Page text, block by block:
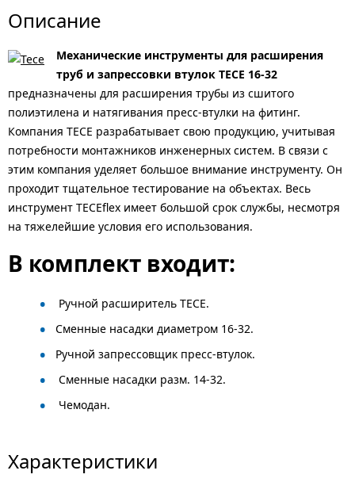
Описание
Механические инструменты для расширения
труб и запрессовки втулок TECE 16-32
предназначены для расширения трубы из сшитого
полиэтилена и натягивания пресс-втулки на фитинг.
Компания TECE разрабатывает свою продукцию, учитывая
потребности монтажников инженерных систем. В связи с
этим компания уделяет большое внимание инструменту. Он
проходит тщательное тестирование на объектах. Весь
инструмент TECEflex имеет большой срок службы, несмотря
на тяжелейшие условия его использования.
В комплект входит:
Ручной расширитель TECE.
Сменные насадки диаметром 16-32.
Ручной запрессовщик пресс-втулок.
Сменные насадки разм. 14-32.
Чемодан.
Характеристики